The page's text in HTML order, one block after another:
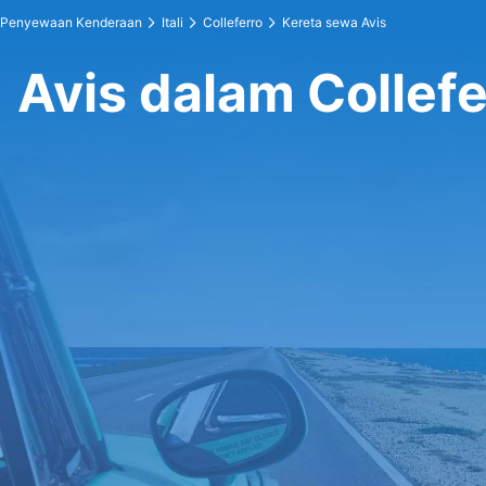
Penyewaan Kenderaan Itali Colleferro Kereta sewa Avis
Avis dalam